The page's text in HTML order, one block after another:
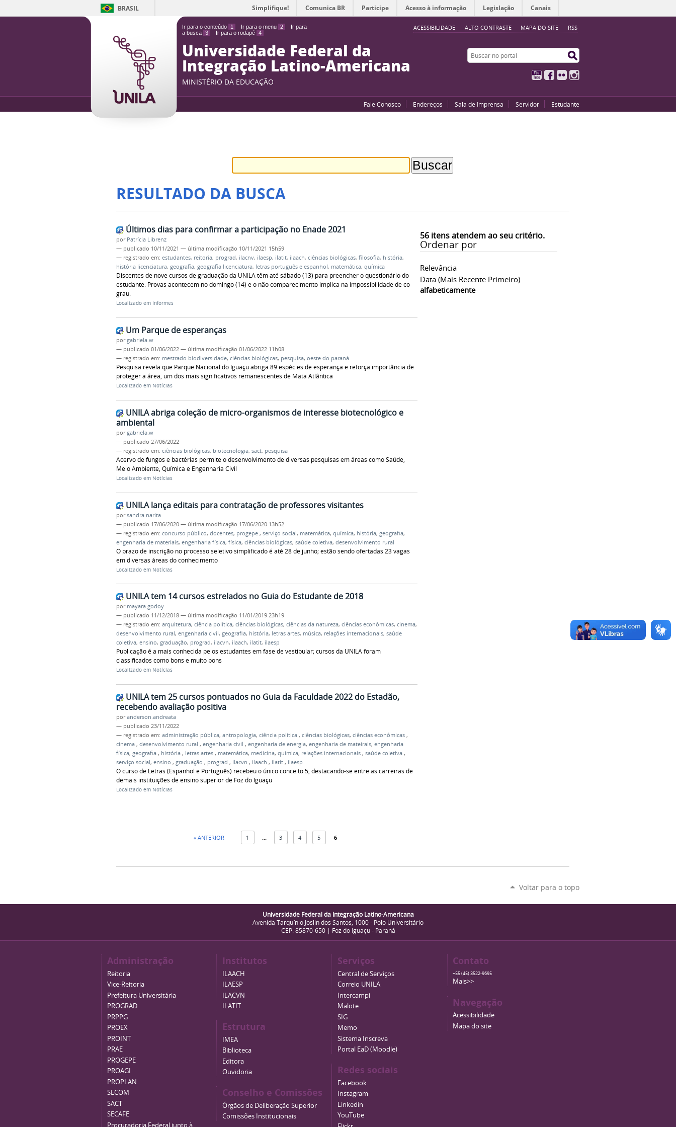
Ir para o conteúdo 1 Ir para o menu 2
Ir para
a busca 3 Ir para o rodapé 4
ACESSIBILIDADE ALTO CONTRASTE MAPA DO SITE RSS
BRASIL Simplifique! Comunica BR Participe Acesso à informação Legislação Canais
Universidade Federal da
Integração Latino-Americana
MINISTÉRIO DA EDUCAÇÃO
Buscar no portal
YouTubeFacebook
Flickr
Fale Conosco Endereços Sala de Imprensa Servidor Estudante
RESULTADO DA BUSCA
56itens atendem ao seu critério.
Ordenar por
Relevância
Data (mais Recente Primeiro)
alfabeticamente
Últimos dias para confirmar a participação no Enade 2021
por Patrícia Librenz
— publicado 10/11/2021 — última modificação 10/11/2021 15h59
— registrado em: estudantes, reitoria, prograd, ilacnv, ilaesp, ilatit, ilaach, ciências biológicas, filosofia, história,
história licenciatura, geografia, geografia licenciatura, letras português e espanhol, matemática, química
Discentes de nove cursos de graduação da UNILA têm até sábado (13) para preencher o questionário do
estudante. Provas acontecem no domingo (14) e o não comparecimento implica na impossibilidade de colar
grau.
Localizado em Informes
Um Parque de esperanças
porgabriela.w
— publicado 01/06/2022 — última modificação 01/06/2022 11h08
— registrado em: mestrado biodiversidade, ciências biológicas, pesquisa, oeste do paraná
Pesquisa revela que Parque Nacional do Iguaçu abriga 89 espécies de esperança e reforça importância de
proteger a área, um dos mais significativos remanescentes de Mata Atlântica
Localizado em Notícias
UNILA abriga coleção de micro-organismos de interesse biotecnológico e
ambiental
porgabriela.w
— publicado 27/06/2022
— registrado em: ciências biológicas, biotecnologia, sact, pesquisa
Acervo de fungos e bactérias permite o desenvolvimento de diversas pesquisas em áreas como Saúde,
Meio Ambiente, Química e Engenharia Civil
Localizado em Notícias
UNILA lança editais para contratação de professores visitantes
porsandra.narita
— publicado 17/06/2020 — última modificação 17/06/2020 13h52
— registrado em: concurso público, docentes, progepe , serviço social, matemática, química, história, geografia,
engenharia de materiais, engenharia física, física, ciências biológicas, saúde coletiva, desenvolvimento rural
O prazo de inscrição no processo seletivo simplificado é até 28 de junho; estão sendo ofertadas 23 vagas
em diversas áreas do conhecimento
Localizado em Notícias
UNILA tem 14 cursos estrelados no Guia do Estudante de 2018
por mayara.godoy
— publicado 11/12/2018 — última modificação 11/01/2019 23h19
— registrado em: arquitetura, ciência política, ciências biológicas, ciências da natureza, ciências econômicas, cinema,
desenvolvimento rural, engenharia civil, geografia, história, letras artes, música, relações internacionais, saúde
coletiva, ensino, graduação, prograd, ilacvn, ilaach, ilatit, ilaesp
Publicação é a mais conhecida pelos estudantes em fase de vestibular; cursos da UNILA foram
classificados como bons e muito bons
Localizado em Notícias
UNILA tem 25 cursos pontuados no Guia da Faculdade 2022 do Estadão,
recebendo avaliação positiva
poranderson.andreata
— publicado 23/11/2022
— registrado em: administração pública, antropologia, ciência política , ciências biológicas, ciências econômicas ,
cinema , desenvolvimento rural , engenharia civil , engenharia de energia, engenharia de mateirais, engenharia
física, geografia , história , letras artes , matemática, medicina, química, relações internacionais , saúde coletiva ,
serviço social, ensino , graduação , prograd , ilacvn , ilaach , ilatit , ilaesp
O curso de Letras (Espanhol e Português) recebeu o único conceito 5, destacando-se entre as carreiras de
demais instituições de ensino superior de Foz do Iguaçu
Localizado em Notícias
« ANTERIOR 1 ... 3 4 5 6
Voltar para o topo
Universidade Federal da Integração Latino-Americana
Avenida Tarquínio Joslin dos Santos, 1000 - Polo Universitário
CEP: 85870-650 | Foz do Iguaçu - Paraná
Administração
Reitoria
Vice-Reitoria
Prefeitura Universitária
PROGRAD
PRPPG
PROEX
PROINT
PRAE
PROGEPE
PROAGI
PROPLAN
SECOM
SACT
SECAFE
Procuradoria Federal junto à
Institutos
ILAACH
ILAESP
ILACVN
ILATIT
Estrutura
IMEA
Biblioteca
Editora
Ouvidoria
Conselho e Comissões
Órgãos de Deliberação Superior
Comissões Institucionais
Serviços
Central de Serviços
Correio UNILA
Intercampi
Malote
SIG
Memo
Sistema Inscreva
Portal EaD (Moodle)
Redes sociais
Facebook
Instagram
Linkedin
YouTube
Contato
+55 (45) 3522-9695
Mais>>
Navegação
Acessibilidade
Mapa do site